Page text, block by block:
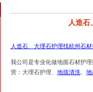
人造
人造石、大理石护理找杭州石
我公司是专业化做地面石材护
营：大理石护理、 地毯清洗、 地